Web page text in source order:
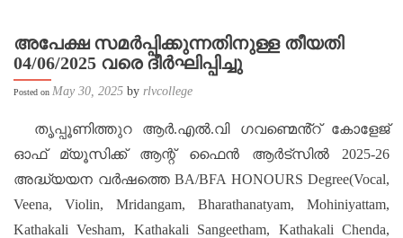
അപേക്ഷ സമർപ്പിക്കുന്നതിനുള്ള തീയതി
04/06/2025 വരെ ദീർഘിപ്പിച്ചു
Posted on May 30, 2025 by rlvcollege
തൃപ്പൂണിത്തുറ ആർ.എൽ.വി ഗവണ്മെൻ്റ് കോളേജ്
ഓഫ് മ്യൂസിക്ക് ആന്റ് ഫൈൻ ആർട്‌സിൽ 2025-26
അദ്ധ്യയന വർഷത്തെ BA/BFA HONOURS Degree(Vocal,
Veena, Violin, Mridangam, Bharathanatyam, Mohiniyattam,
Kathakali Vesham, Kathakali Sangeetham, Kathakali Chenda,